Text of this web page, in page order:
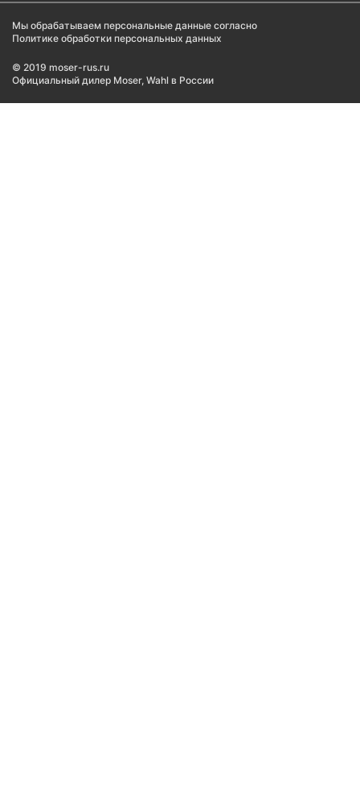
Мы обрабатываем персональные данные согласно
Политике обработки персональных данных
© 2019 moser-rus.ru
Официальный дилер Moser, Wahl в России